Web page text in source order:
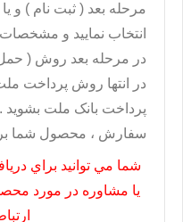
مرحله بعد ( ثبت نام ) و
انتخاب نماييد و
در مرحله بعد روش ( حمل
در انتها روش پرداخت
پرداخت بانک ملت
سفارش ، محصول شما
شما مي توانيد براي
يا مشاوره در مورد